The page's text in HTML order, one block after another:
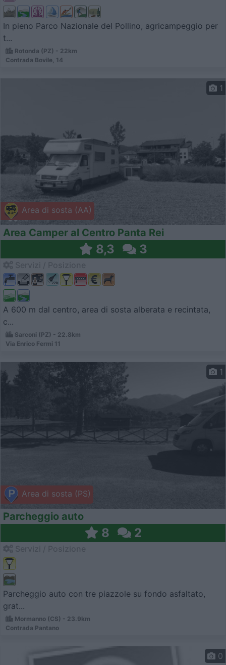
In pieno Parco Nazionale del Pollino, agricampeggio per
t...
Rotonda (PZ) - 22km
Contrada Bovile, 14
Area di sosta (AA)
1
Area Camper al Centro Panta Rei
8,3 3
A 600 m dal centro, area di sosta alberata e recintata,
c...
Sarconi (PZ) - 22.8km
Via Enrico Fermi 11
Area di sosta (PS)
1
Parcheggio auto
8 2
Parcheggio auto con tre piazzole su fondo asfaltato,
grat...
Mormanno (CS) - 23.9km
Contrada Pantano
0